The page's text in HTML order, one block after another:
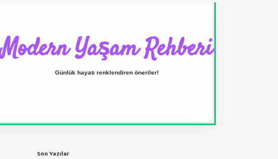
Modern Yaşam Rehberi
Günlük hayatı renklendiren öneriler!
Son Yazılar
ilbet yeni giriş adresi